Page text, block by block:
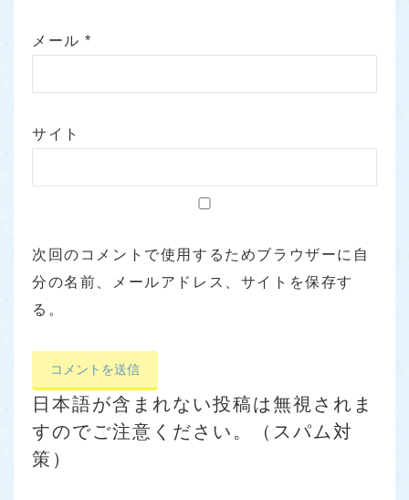
メール*
サイト
次回のコメントで使用するためブラウザーに自
分の名前、メールアドレス、サイトを保存す
る。
日本語が含まれない投稿は無視されま
すのでご注意ください。（スパム対
策）